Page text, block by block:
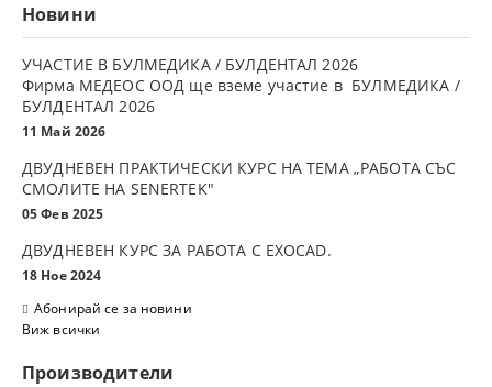
Новини
УЧАСТИЕ В БУЛМЕДИКА / БУЛДЕНТАЛ 2026
Фирма МЕДЕОС ООД ще вземе участие в БУЛМЕДИКА /
БУЛДЕНТАЛ 2026
11 Май 2026
ДВУДНЕВЕН ПРАКТИЧЕСКИ КУРС НА ТЕМА „РАБОТА СЪС
СМОЛИТЕ НА SENERTEK"
05 Фев 2025
ДВУДНЕВЕН КУРС ЗА РАБОТА С ЕXOCAD.
18 Ное 2024
Абонирай се за новини
Виж всички
Производители